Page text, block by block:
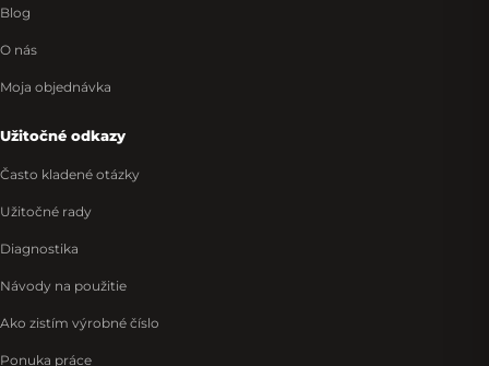
Blog
O nás
Moja objednávka
Užitočné odkazy
Často kladené otázky
Užitočné rady
Diagnostika
Návody na použitie
Ako zistím výrobné číslo
Ponuka práce